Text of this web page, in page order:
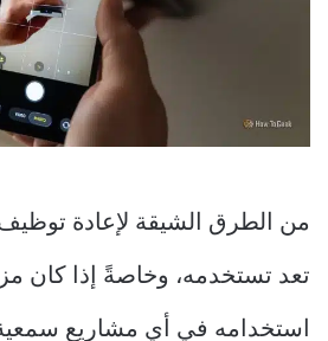
تعد تستخدمه، وخاصةً إذا كان
استخدامه في أي مشاريع